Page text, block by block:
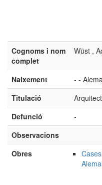
Cognoms i nom
complet
Wüst ,
Naixement
- -
Titulació
Defunció
-
Observacions
Obres